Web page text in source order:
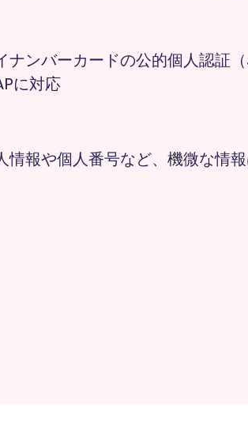
ナンバーカードの公的個人認証
に対応
情報や個人番号など、機微な情